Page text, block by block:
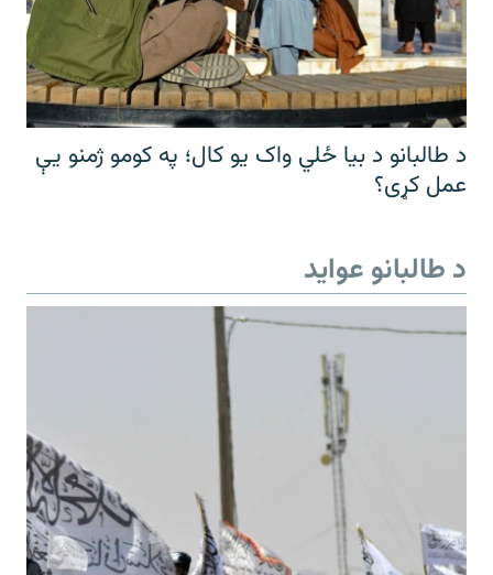
د طالبانو د بیا ځلي واک یو کال؛ په کومو ژمنو یې
عمل کړی؟
د طالبانو عواید